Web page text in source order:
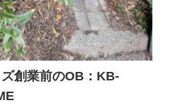
ズ創業前のOB：KB-